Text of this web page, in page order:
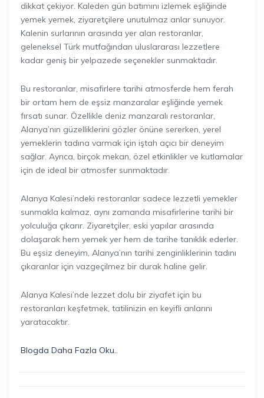
dikkat çekiyor. Kaleden gün batımını izlemek eşliğinde
yemek yemek, ziyaretçilere unutulmaz anlar sunuyor.
Kalenin surlarının arasında yer alan restoranlar,
geleneksel Türk mutfağından uluslararası lezzetlere
kadar geniş bir yelpazede seçenekler sunmaktadır.
Bu restoranlar, misafirlere tarihi atmosferde hem ferah
bir ortam hem de eşsiz manzaralar eşliğinde yemek
fırsatı sunar. Özellikle deniz manzaralı restoranlar,
Alanya’nın güzelliklerini gözler önüne sererken, yerel
yemeklerin tadına varmak için iştah açıcı bir deneyim
sağlar. Ayrıca, birçok mekan, özel etkinlikler ve kutlamalar
için de ideal bir atmosfer sunmaktadır.
Alanya Kalesi’ndeki restoranlar sadece lezzetli yemekler
sunmakla kalmaz, aynı zamanda misafirlerine tarihi bir
yolculuğa çıkarır. Ziyaretçiler, eski yapılar arasında
dolaşarak hem yemek yer hem de tarihe tanıklık ederler.
Bu eşsiz deneyim, Alanya’nın tarihi zenginliklerinin tadını
çıkaranlar için vazgeçilmez bir durak haline gelir.
Alanya Kalesi’nde lezzet dolu bir ziyafet için bu
restoranları keşfetmek, tatilinizin en keyifli anlarını
yaratacaktır.
Blogda Daha Fazla Oku..